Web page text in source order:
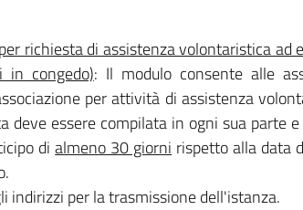
richiesta di assistenza volontaristica ad
in congedo): Il modulo consente alle
per attività di assistenza
deve essere compilata in ogni sua parte
dialmeno 30 giorni rispetto alla data
indirizzi per la trasmissione dell'istanza.